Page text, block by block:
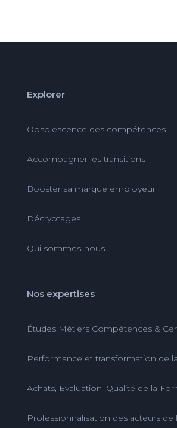
Explorer
Obsolescence des compétences
Accompagner les transitions
Booster sa marque employeur
Décryptages
Qui sommes-nous
Nos expertises
Études Métiers Compétences &
Performance et transformation de
Achats, Evaluation, Qualité de la
Professionnalisation des acteurs